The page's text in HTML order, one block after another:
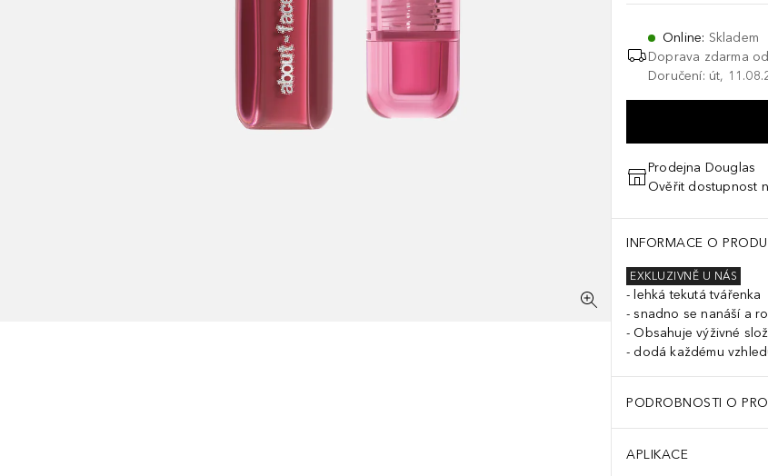
Online: Skladem
Doprava zdarma od
Doručení: út,
Prodejna Douglas
Ověřit dostupnost
INFORMACE O
EXKLUZIVNĚ U NÁS
lehká tekutá tvářenka
snadno se nanáší a
Obsahuje výživné
dodá každému
PODROBNOSTI O
APLIKACE